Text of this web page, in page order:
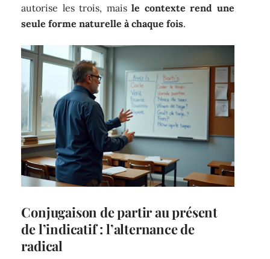
autorise les trois, maisle contexte rend une
seule forme naturelle à chaque fois.
Conjugaison de partir au présent
de l’indicatif : l’alternance de
radical